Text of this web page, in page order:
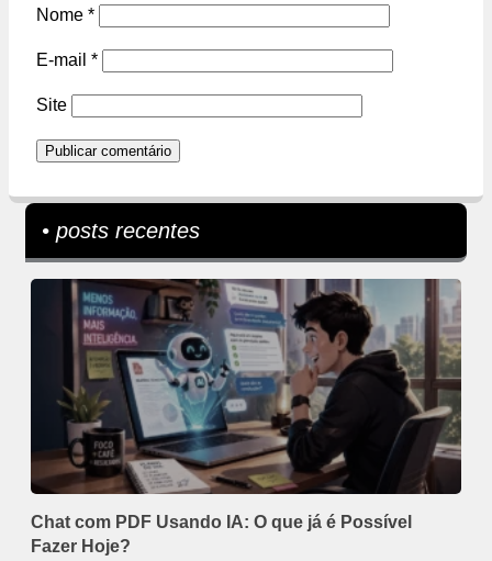
Nome *
E-mail *
Site
• posts recentes
Chat com PDF Usando IA: O que já é Possível
Fazer Hoje?